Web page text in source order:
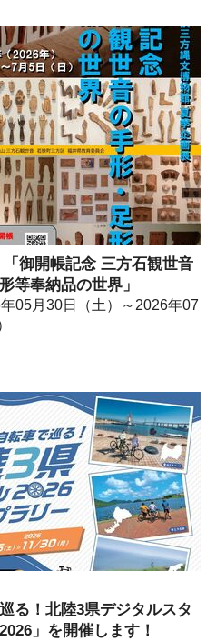
御開帳記念 三方石観世音
等奉納品の世界」
05月30日（土）～2026年07
巡る！北陸3県デジタルスタ
」を開催します！